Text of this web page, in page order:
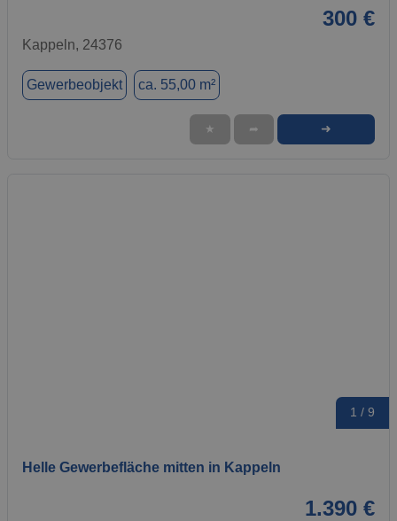
300 €
Kappeln, 24376
Gewerbeobjekt ca. 55,00 m²
★ ➦ ➜
1 / 9
Helle Gewerbefläche mitten in Kappeln
1.390 €